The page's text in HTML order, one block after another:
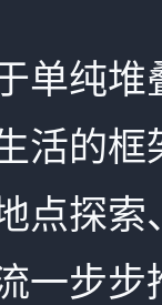
单纯堆
活的框
点探索
一步步